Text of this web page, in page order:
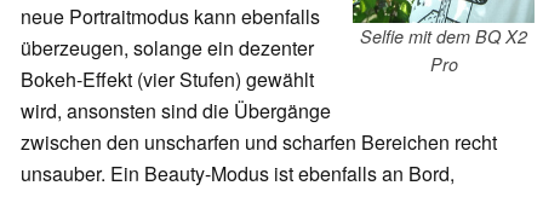
Selfie mit dem BQ X2
Pro
neue Portraitmodus kann ebenfalls
überzeugen, solange ein dezenter
Bokeh-Effekt (vier Stufen) gewählt
wird, ansonsten sind die Übergänge
zwischen den unscharfen und scharfen Bereichen recht
unsauber. Ein Beauty-Modus ist ebenfalls an Bord,